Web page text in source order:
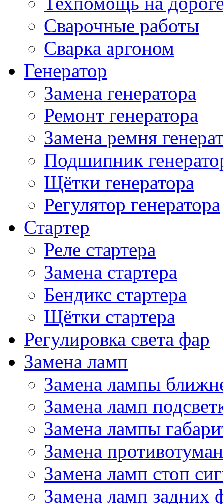
Сварочные работы
Сварка аргоном
Генератор
Замена генератора
Ремонт генератора
Замена ремня
Подшипник
Щётки генератора
Регулятор генератора
Стартер
Реле стартера
Замена стартера
Бендикс стартера
Щётки стартера
Регулировка света фар
Замена ламп
Замена лампы
Замена ламп
Замена лампы
Замена
Замена ламп стоп
Замена ламп задних